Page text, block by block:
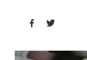
 